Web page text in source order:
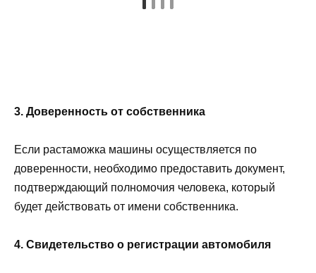
3. Доверенность от собственника
Если растаможка машины осуществляется по
доверенности, необходимо предоставить документ,
подтверждающий полномочия человека, который
будет действовать от имени собственника.
4. Свидетельство о регистрации автомобиля